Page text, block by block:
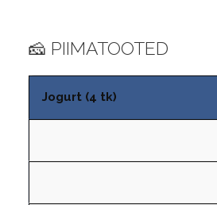
🧀 PIIMATOOTED
Jogurt (4 tk)